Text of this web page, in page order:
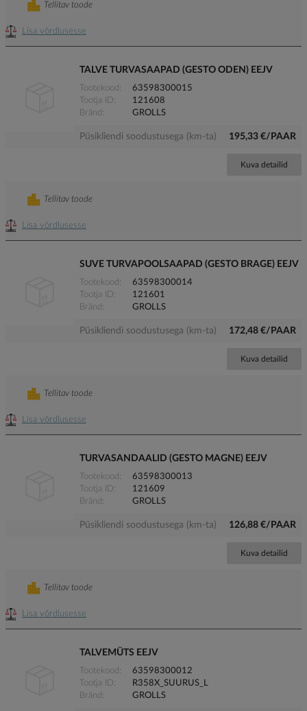
Lisa võrdlusesse
Tellitav toode
TALVE TURVASAAPAD (GESTO ODEN) EEJV
Tootekood
63598300015
Tootja ID
121608
Bränd
GROLLS
Püsikliendi soodustusega (km-ta) 195,33 €/PAAR
Kuva detailid
Lisa võrdlusesse
Tellitav toode
SUVE TURVAPOOLSAAPAD (GESTO BRAGE) EEJV
Tootekood
63598300014
Tootja ID
121601
Bränd
GROLLS
Püsikliendi soodustusega (km-ta) 172,48 €/PAAR
Kuva detailid
Lisa võrdlusesse
Tellitav toode
TURVASANDAALID (GESTO MAGNE) EEJV
Tootekood
63598300013
Tootja ID
121609
Bränd
GROLLS
Püsikliendi soodustusega (km-ta) 126,88 €/PAAR
Kuva detailid
Lisa võrdlusesse
Tellitav toode
TALVEMÜTS EEJV
Tootekood
63598300012
Tootja ID
R358X_SUURUS_L
Bränd
GROLLS